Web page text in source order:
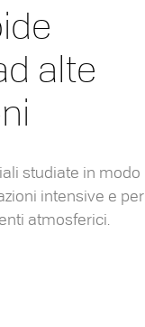
alte
studiate in modo
intensive e per
atmosferici.